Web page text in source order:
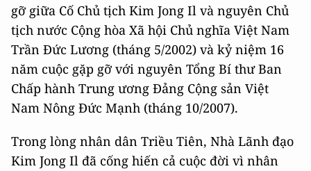
gỡ giữa Cố Chủ tịch Kim Jong Il và nguyên Chủ
tịch nước Cộng hòa Xã hội Chủ nghĩa Việt Nam
Trần Đức Lương (tháng 5/2002) và kỷ niệm 16
năm cuộc gặp gỡ với nguyên Tổng Bí thư Ban
Chấp hành Trung ương Đảng Cộng sản Việt
Nam Nông Đức Mạnh (tháng 10/2007).
Trong lòng nhân dân Triều Tiên, Nhà Lãnh đạo
Kim Jong Il đã cống hiến cả cuộc đời vì nhân